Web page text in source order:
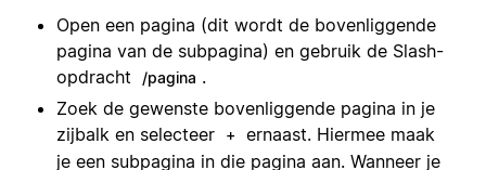
Open een pagina (dit wordt de bovenliggende
pagina van de subpagina) en gebruik de Slash-
opdracht
/pagina .
Zoek de gewenste bovenliggende pagina in je
zijbalk en selecteer
+
ernaast. Hiermee maak
je een subpagina in die pagina aan. Wanneer je